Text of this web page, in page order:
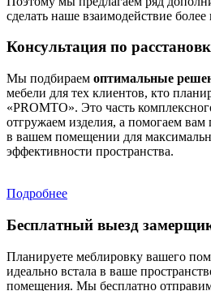
сделать наше взаимодействие
Консультация по
Мы подбираем оптимальные
мебели для тех клиентов, кто
«PROMTO». Это часть
отгружаем изделия, а помогаем
в вашем помещении для
эффективности пространства.
Подробнее
Бесплатный выезд
Планируете меблировку вашего
идеально встала в ваше
помещения. Мы бесплатно